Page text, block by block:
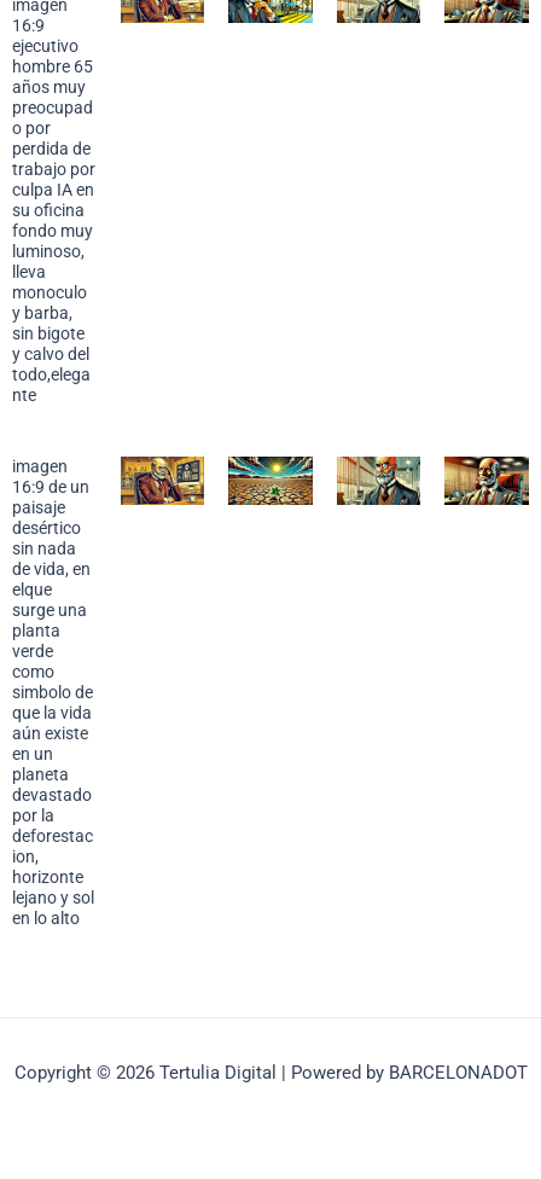
imagen
16:9
ejecutivo
hombre 65
años muy
preocupad
o por
perdida de
trabajo por
culpa IA en
su oficina
fondo muy
luminoso,
lleva
monoculo
y barba,
sin bigote
y calvo del
todo,elega
nte
imagen
16:9 de un
paisaje
desértico
sin nada
de vida, en
elque
surge una
planta
verde
como
simbolo de
que la vida
aún existe
en un
planeta
devastado
por la
deforestac
ion,
horizonte
lejano y sol
en lo alto
Copyright © 2026 Tertulia Digital | Powered by BARCELONADOT